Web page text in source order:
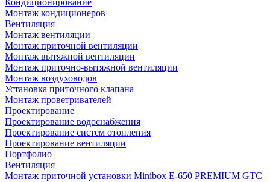
Кондиционирование
Монтаж кондиционеров
Вентиляция
Монтаж вентиляции
Монтаж приточной вентиляции
Монтаж вытяжной вентиляции
Монтаж приточно-вытяжной вентиляции
Монтаж воздуховодов
Установка приточного клапана
Монтаж проветривателей
Проектирование
Проектирование водоснабжения
Проектирование систем отопления
Проектирование вентиляции
Портфолио
Вентиляция
Монтаж приточной установки Minibox E-650 PREMIUM GTC